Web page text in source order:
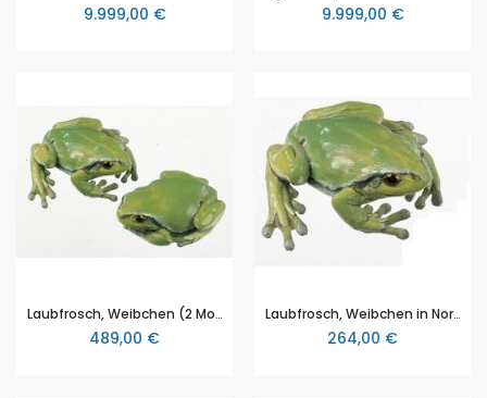
9.999,00 € 9.999,00 €
Laubfrosch, Weibchen (2 Modelle), (Hyla arborea), von SOMSO® (ZoS 1016/1), in natürlicher Größe, aus SOMSO-Plast®
489,00 €
Laubfrosch, Weibchen in Normalstellung, (Hyla arborea), von SOMSO® (ZoS 1016/2), in natürlicher Größe, aus SOMSO-Plast®
264,00 €